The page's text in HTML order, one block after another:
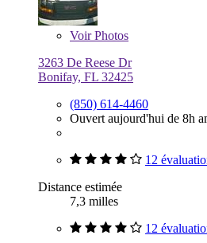
VoirPhotos
3263 De Reese Dr
Bonifay, FL 32425
(850) 614-4460
Ouvert aujourd'hui de 8h
12
Distance estimée
7,3 milles
12